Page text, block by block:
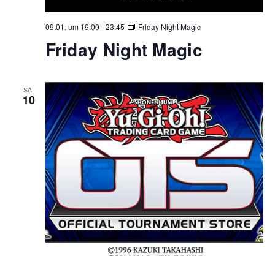
09.01. um 19:00 -23:45 Friday Night Magic
Friday Night Magic
SA.
10